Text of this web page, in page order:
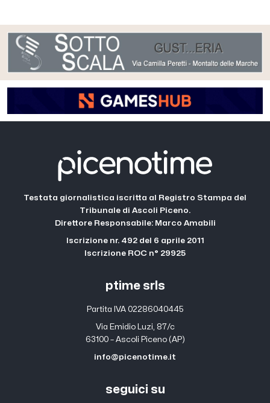
Testata giornalistica iscritta al Registro Stampa del
Tribunale di Ascoli Piceno.
Direttore Responsabile: Marco Amabili
Iscrizione nr. 492 del 6 aprile 2011
Iscrizione ROC n° 29925
ptime srls
Partita IVA 02286040445
Via Emidio Luzi, 87/c
63100 – Ascoli Piceno (AP)
info@picenotime.it
seguici su